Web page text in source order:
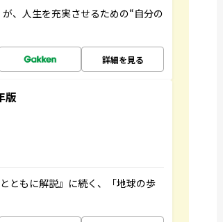
、人生を充実させるための“自分の
詳細を見る
版
ともに解説』に続く、「地球の歩